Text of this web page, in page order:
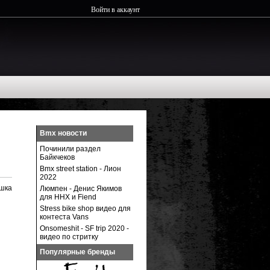
Войти в аккаунт
Bmx новости
Починили раздел
Байкчеков
Bmx street station - Лион
2022
Люмпен - Денис Якимов
для ННХ и Fiend
Stress bike shop видео для
контеста Vans
Onsomeshit - SF trip 2020 -
видео по стритку
Популярные бренды